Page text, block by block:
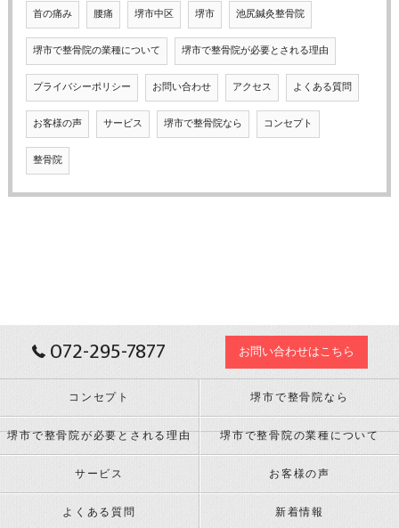
首の痛み 腰痛 堺市中区 堺市 池尻鍼灸整骨院
堺市で整骨院の業種について 堺市で整骨院が必要とされる理由
プライバシーポリシー お問い合わせ アクセス よくある質問
お客様の声 サービス 堺市で整骨院なら コンセプト
整骨院
072-295-7877 お問い合わせはこちら
コンセプト 堺市で整骨院なら
堺市で整骨院が必要とされる理由 堺市で整骨院の業種について
サービス お客様の声
よくある質問 新着情報